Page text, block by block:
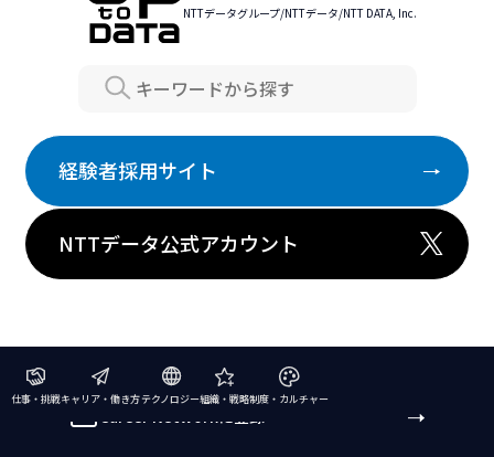
NTTデータグループ/NTTデータ/NTT DATA, Inc.
Search
経験者採用サイト
NTTデータ公式アカウント
仕事・挑戦キャリア・働き方テクノロジー組織・戦略制度・カルチャー
Career Networkに登録